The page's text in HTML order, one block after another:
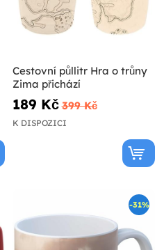
Cestovní půllitr Hra o trůny
Zima přichází
189 Kč 399 Kč
K DISPOZICI
-31%